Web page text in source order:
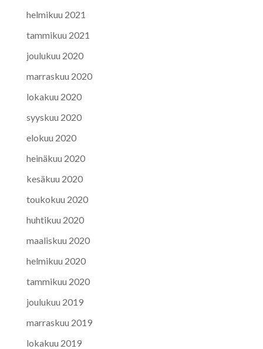
helmikuu 2021
tammikuu 2021
joulukuu 2020
marraskuu 2020
lokakuu 2020
syyskuu 2020
elokuu 2020
heinäkuu 2020
kesäkuu 2020
toukokuu 2020
huhtikuu 2020
maaliskuu 2020
helmikuu 2020
tammikuu 2020
joulukuu 2019
marraskuu 2019
lokakuu 2019